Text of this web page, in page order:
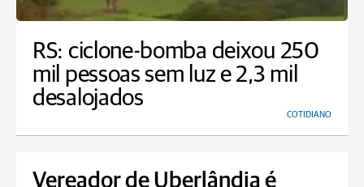
RS: ciclone-bomba deixou 250
mil pessoas sem luz e 2,3 mil
desalojados
COTIDIANO
Vereador de Uberlândia é